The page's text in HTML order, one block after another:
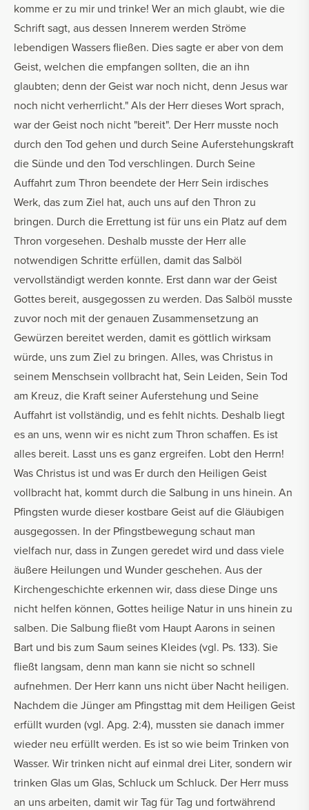
komme er zu mir und trinke! Wer an mich glaubt, wie die
Schrift sagt, aus dessen Innerem werden Ströme
lebendigen Wassers fließen. Dies sagte er aber von dem
Geist, welchen die empfangen sollten, die an ihn
glaubten; denn der Geist war noch nicht, denn Jesus war
noch nicht verherrlicht." Als der Herr dieses Wort sprach,
war der Geist noch nicht "bereit". Der Herr musste noch
durch den Tod gehen und durch Seine Auferstehungskraft
die Sünde und den Tod verschlingen. Durch Seine
Auffahrt zum Thron beendete der Herr Sein irdisches
Werk, das zum Ziel hat, auch uns auf den Thron zu
bringen. Durch die Errettung ist für uns ein Platz auf dem
Thron vorgesehen. Deshalb musste der Herr alle
notwendigen Schritte erfüllen, damit das Salböl
vervollständigt werden konnte. Erst dann war der Geist
Gottes bereit, ausgegossen zu werden. Das Salböl musste
zuvor noch mit der genauen Zusammensetzung an
Gewürzen bereitet werden, damit es göttlich wirksam
würde, uns zum Ziel zu bringen. Alles, was Christus in
seinem Menschsein vollbracht hat, Sein Leiden, Sein Tod
am Kreuz, die Kraft seiner Auferstehung und Seine
Auffahrt ist vollständig, und es fehlt nichts. Deshalb liegt
es an uns, wenn wir es nicht zum Thron schaffen. Es ist
alles bereit. Lasst uns es ganz ergreifen. Lobt den Herrn!
Was Christus ist und was Er durch den Heiligen Geist
vollbracht hat, kommt durch die Salbung in uns hinein. An
Pfingsten wurde dieser kostbare Geist auf die Gläubigen
ausgegossen. In der Pfingstbewegung schaut man
vielfach nur, dass in Zungen geredet wird und dass viele
äußere Heilungen und Wunder geschehen. Aus der
Kirchengeschichte erkennen wir, dass diese Dinge uns
nicht helfen können, Gottes heilige Natur in uns hinein zu
salben. Die Salbung fließt vom Haupt Aarons in seinen
Bart und bis zum Saum seines Kleides (vgl. Ps. 133). Sie
fließt langsam, denn man kann sie nicht so schnell
aufnehmen. Der Herr kann uns nicht über Nacht heiligen.
Nachdem die Jünger am Pfingsttag mit dem Heiligen Geist
erfüllt wurden (vgl. Apg. 2:4), mussten sie danach immer
wieder neu erfüllt werden. Es ist so wie beim Trinken von
Wasser. Wir trinken nicht auf einmal drei Liter, sondern wir
trinken Glas um Glas, Schluck um Schluck. Der Herr muss
an uns arbeiten, damit wir Tag für Tag und fortwährend